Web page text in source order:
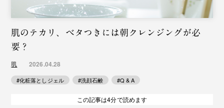
肌のテカリ、ベタつきには朝クレンジングが必
要？
肌 2026.04.28
#化粧落としジェル #洗顔石鹸 #Q & A
この記事は4分で読めます